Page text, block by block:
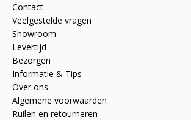
Contact
Veelgestelde vragen
Showroom
Levertijd
Bezorgen
Informatie & Tips
Over ons
Algemene voorwaarden
Ruilen en retourneren